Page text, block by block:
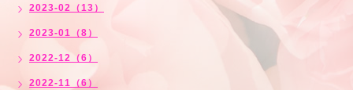
2023-02（13）
2023-01（8）
2022-12（6）
2022-11（6）